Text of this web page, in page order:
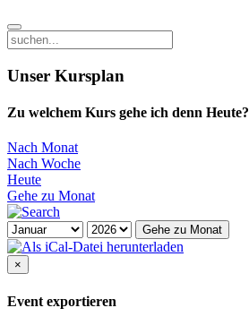
Unser Kursplan
Zu welchem Kurs gehe ich denn Heute?
Nach Monat
Nach Woche
Heute
Gehe zu Monat
Gehe zu Monat
×
Event exportieren